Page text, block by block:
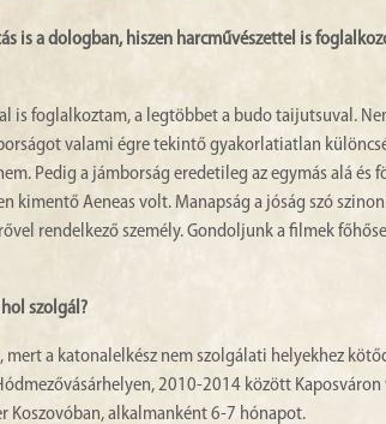
is a dologban, hiszen harcművészettel is
is foglalkoztam, a legtöbbet a budo taijutsuval.
valami égre tekintő gyakorlatiatlan
Pedig a jámborság eredetileg az egymás alá
kimentő Aeneas volt. Manapság a jóság szó
rendelkező személy. Gondoljunk a filmek
szolgál?
a katonalelkész nem szolgálati helyekhez
2010-2014 között
Koszovóban, alkalmanként 6-7 hónapot.